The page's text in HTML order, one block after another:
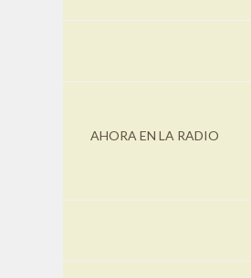
AHORA EN LA RADIO